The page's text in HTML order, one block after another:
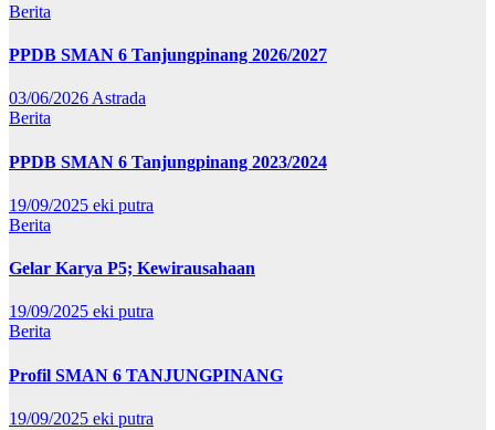
Berita
PPDB SMAN 6 Tanjungpinang 2026/2027
03/06/2026Astrada
Berita
PPDB SMAN 6 Tanjungpinang 2023/2024
19/09/2025 eki putra
Berita
Gelar Karya P5; Kewirausahaan
19/09/2025 eki putra
Berita
Profil SMAN 6 TANJUNGPINANG
19/09/2025 eki putra